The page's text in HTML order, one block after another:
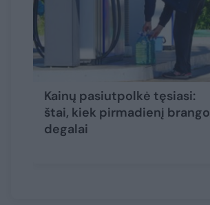
Kainų pasiutpolkė tęsiasi:
štai, kiek pirmadienį brango
degalai